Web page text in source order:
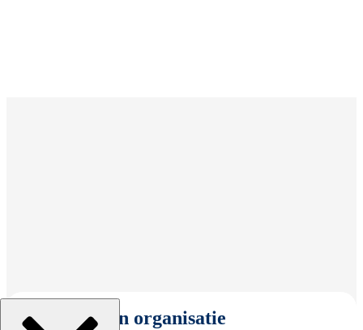
Selecteer een organisatie